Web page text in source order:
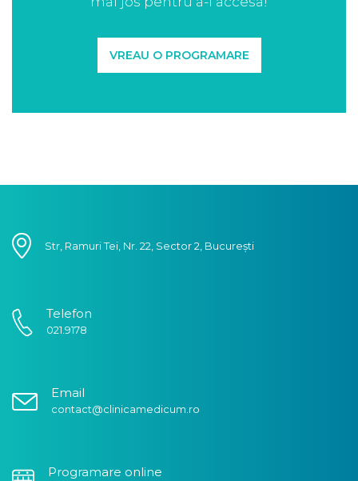
VREAU O PROGRAMARE
Str, Ramuri Tei, Nr. 22, Sector 2, București
Telefon
021.9178
Email
contact@clinicamedicum.ro
Programare online